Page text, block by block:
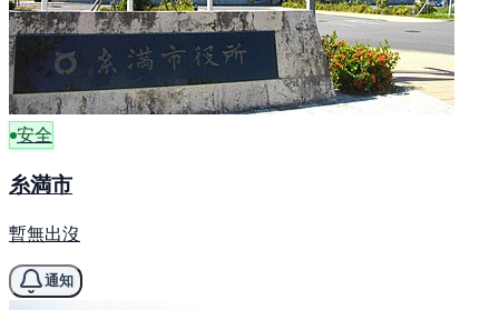
安全
糸満市
暫無出沒
通知